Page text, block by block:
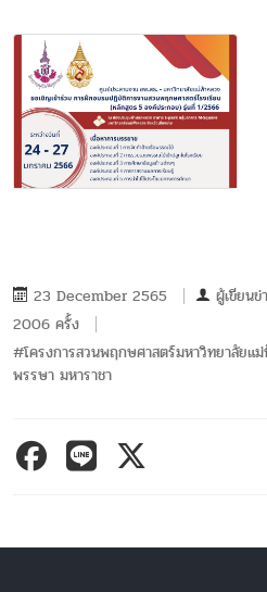
23 December 2565 ผู้เขียนข่
2006 ครั้ง
#โครงการสวนพฤกษศาสตร์มหาวิทยาลัยแ
พรรษา มหาราชา